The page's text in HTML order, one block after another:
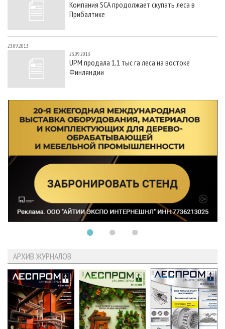
СУШКА ДРЕВЕСИНЫ
ПРОИЗВОДСТВО ДРЕВЕСНЫХ ПЛИТ
ДЕРЕВЯННОЕ ДОМОСТРОЕНИЕ
ПРОИЗВОДСТВО МЕБЕЛИ
БИОЭНЕРГЕТИКА
ЦБП
ИНСТРУМЕНТ И МАТЕРИАЛЫ
ПЕРСОНЫ
МОБИЛЬНЫЕ ВЫСТАВКИ
ПРИОРИТЕТНЫЕ ИНВЕСТПРОЕКТЫ
RUSSIAN FORESTRY REVIEW
ГАЗЕТА ЛЕСПРОМФОРУМ
БИБЛИОТЕКА СПЕЦИАЛИСТА
КОНТАКТЫ
РЕКЛАМА
Компания SCA продолжает скупать леса в
Прибалтике
23.09.2013
23.09.2013
UPM продала 1,1 тыс га леса на востоке
Финляндии
АРХИВ ЖУРНАЛОВ